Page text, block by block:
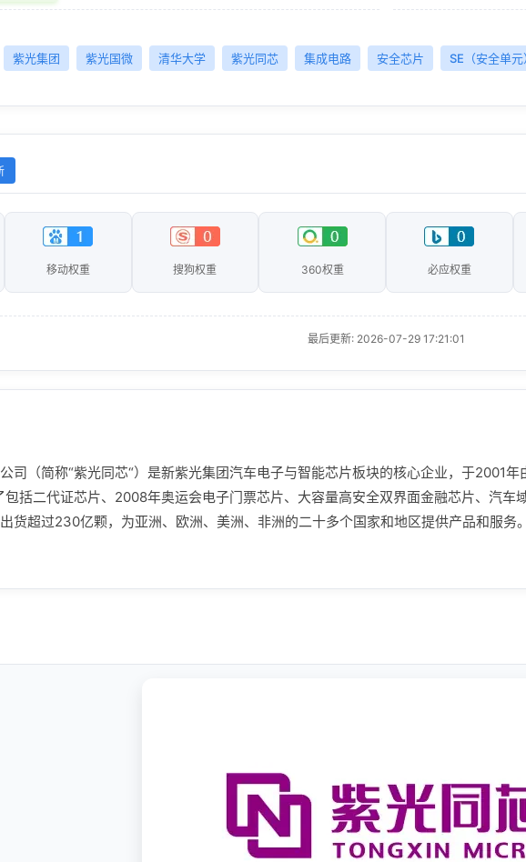
紫光集团 紫光国微 清华大学 紫光同芯 集成电路 安全芯片 SE（安全单元
移动权重 搜狗权重 360权重 必应权重
最后更新: 2026-07-29 17:21:01
司（简称“紫光同芯“）是新紫光集团汽车电子与智能芯片板块的核心企业，于2001
包括二代证芯片、2008年奥运会电子门票芯片、大容量高安全双界面金融芯片、汽
货超过230亿颗，为亚洲、欧洲、美洲、非洲的二十多个国家和地区提供产品和服务。